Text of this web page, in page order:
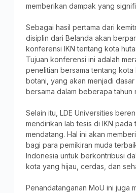
memberikan dampak yang
Sebagai hasil pertama dari
disiplin dari Belanda akan
konferensi IKN tentang kota
Tujuan konferensi ini adalah
penelitian bersama tentang kota
botani, yang akan menjadi
bersama dalam beberapa tahun
Selain itu, LDE Universities
mendirikan lab tesis di IKN pada
mendatang. Hal ini akan
bagi para pemikiran muda
Indonesia untuk berkontribusi
kota yang hijau, cerdas, dan
Penandatanganan MoU ini juga